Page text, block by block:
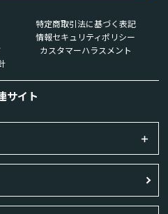
特定商取引法に基づく表記
情報セキュリティポリシー
カスタマーハラスメント
サイト